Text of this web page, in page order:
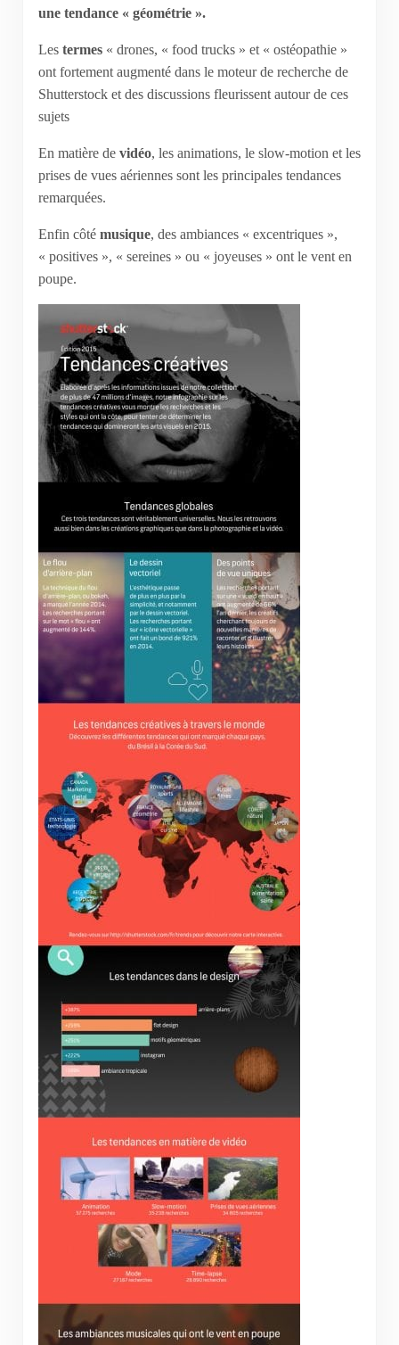
une tendance « géométrie ».
Lestermes« drones, « food trucks » et « ostéopathie »
ont fortement augmenté dans le moteur de recherche de
Shutterstock et des discussions fleurissent autour de ces
sujets
En matière de vidéo, les animations, le slow-motion et les
prises de vues aériennes sont les principales tendances
remarquées.
Enfin côté musique, des ambiances « excentriques »,
« positives », « sereines » ou « joyeuses » ont le vent en
poupe.